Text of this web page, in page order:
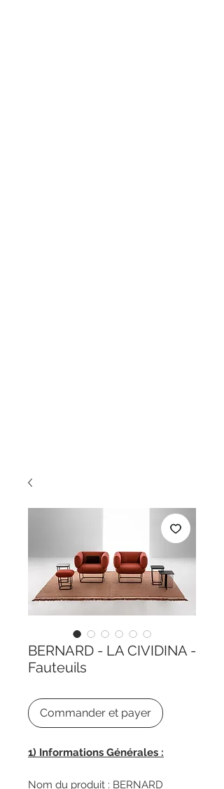
BERNARD - LA CIVIDINA -
Fauteuils
Commander et payer
1) Informations Générales :
Nom du produit : BERNARD